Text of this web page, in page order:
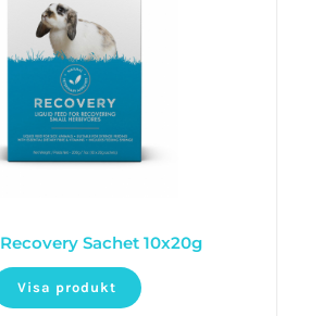
Sachet 10x20g
Visa produkt